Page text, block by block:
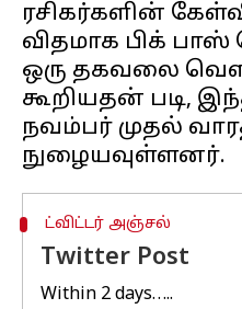
ரசிகர்களின்
விதமாக பிக்
ஒரு தகவலை
கூறியதன் படி,
நவம்பர் முதல்
ட்விட்டர் அஞ்சல்
Twitter Post
Within 2 days…..